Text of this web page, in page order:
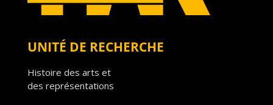
UNITÉ DE RECHERCHE
Histoire des arts et
des représentations